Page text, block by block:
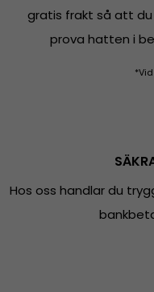
gratis frakt så att
prova hatten i
Hos oss handlar du